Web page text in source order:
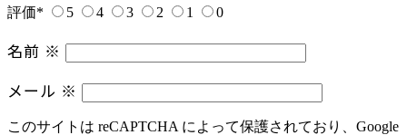
評価* 5 4 3 2 1 0
名前 ※
メール ※
このサイトは reCAPTCHA によって保護されており、Google